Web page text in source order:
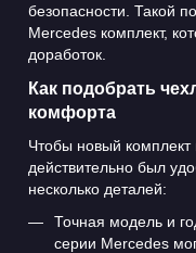
безопасности. Такой
Mercedes комплект,
доработок.
Как подобрать
комфорта
Чтобы новый
действительно был
несколько деталей:
Точная модель и
серии Mercedes